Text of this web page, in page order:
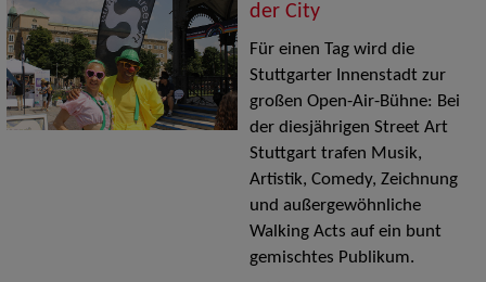
der City
Für einen Tag wird die
Stuttgarter Innenstadt zur
großen Open-Air-Bühne: Bei
der diesjährigen Street Art
Stuttgart trafen Musik,
Artistik, Comedy, Zeichnung
und außergewöhnliche
Walking Acts auf ein bunt
gemischtes Publikum.